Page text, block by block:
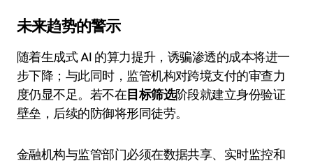
未来趋势的警示
随着生成式 AI 的算力提升，诱骗渗透的成本将进一
步下降；与此同时，监管机构对跨境支付的审查力
度仍显不足。若不在目标筛选阶段就建立身份验证
壁垒，后续的防御将形同徒劳。
金融机构与监管部门必须在数据共享、实时监控和